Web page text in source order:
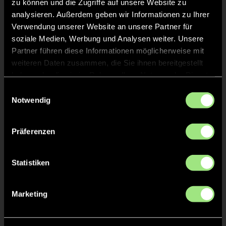
zu können und die Zugriffe auf unsere Website zu
analysieren. Außerdem geben wir Informationen zu Ihrer
Verwendung unserer Website an unsere Partner für
soziale Medien, Werbung und Analysen weiter. Unsere
Partner führen diese Informationen möglicherweise mit
weiteren Daten zusammen, die Sie ihnen bereitgestellt
Notwendig
Präferenzen
Statistiken
Marketing
Staff
Alexander RICHTER
TW = Torwart & ETW = Ersatztorwart, K = Kapitän